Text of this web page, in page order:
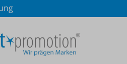
040 / 570 18 25 70